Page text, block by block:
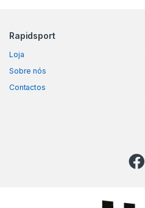
Rapidsport
Loja
Sobre nós
Contactos